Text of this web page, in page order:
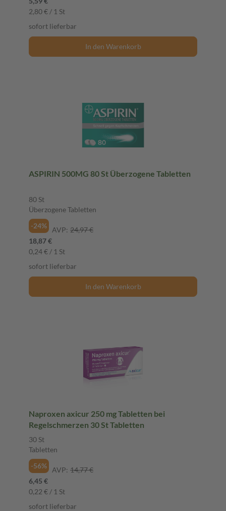
2,80 € / 1 St
sofort lieferbar
In den Warenkorb
ASPIRIN 500MG 80 St Überzogene Tabletten
80 St
Überzogene Tabletten
-24%
AVP: 24,97 €
18,87 €
0,24 € / 1 St
sofort lieferbar
In den Warenkorb
Naproxen axicur 250 mg Tabletten bei
Regelschmerzen 30 St Tabletten
30 St
Tabletten
-56%
AVP: 14,77 €
6,45 €
0,22 € / 1 St
sofort lieferbar